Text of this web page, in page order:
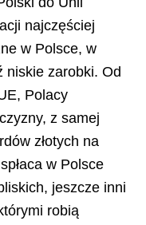
najczęściej
w Polsce, w
niskie zarobki. Od
Polacy
z samej
złotych na
w Polsce
jeszcze inni
robią